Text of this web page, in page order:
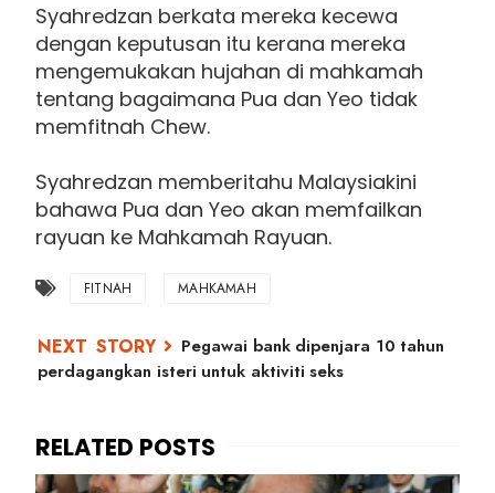
Syahredzan berkata mereka kecewa
dengan keputusan itu kerana mereka
mengemukakan hujahan di mahkamah
tentang bagaimana Pua dan Yeo tidak
memfitnah Chew.
Syahredzan memberitahu Malaysiakini
bahawa Pua dan Yeo akan memfailkan
rayuan ke Mahkamah Rayuan.
FITNAH MAHKAMAH
Pegawai bank dipenjara 10 tahun
perdagangkan isteri untuk aktiviti seks